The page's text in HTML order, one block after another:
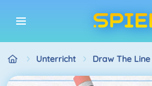
Unterricht Draw The Line